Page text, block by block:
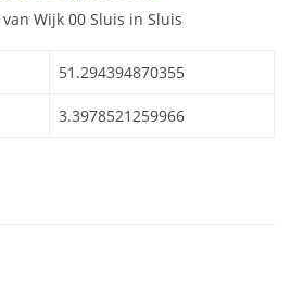
Wijk 00 Sluis in Sluis
51.294394870355
3.3978521259966